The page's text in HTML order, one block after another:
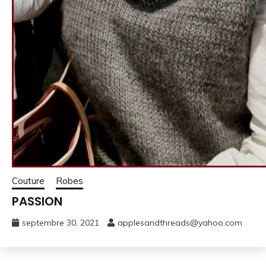
Couture Robes
PASSION
septembre 30, 2021 applesandthreads@yahoo.com